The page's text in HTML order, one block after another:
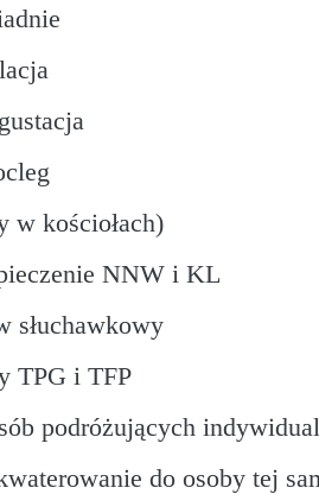
w kościołach)
NNW i KL
słuchawkowy
TPG i TFP
podróżujących
do osoby tej